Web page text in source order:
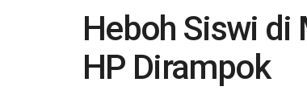
Heboh Siswi di
HP Dirampok